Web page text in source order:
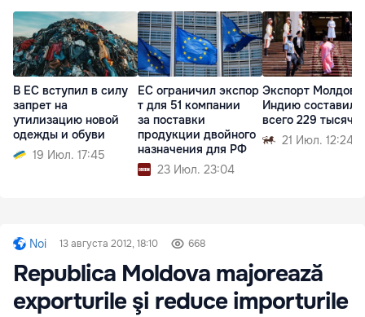
В ЕС вступил в силу
запрет на
утилизацию новой
одежды и обуви
19 Июл. 17:45
ЕС ограничил экспор
т для 51 компании
за поставки
продукции двойного
назначения для РФ
23 Июл. 23:04
Экспорт
Индию составил
всего 229 тысяч
21 Июл. 12:24
Noi 13 августа 2012, 18:10 668
Republica Moldova majorează
exporturile şi reduce importurile